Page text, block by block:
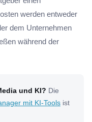
werden entweder
dem Unternehmen
während der
und KI? Die
mit KI-Tools ist